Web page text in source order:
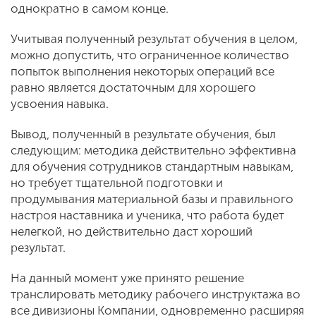
однократно в самом конце.
Учитывая полученный результат обучения в целом,
можно допустить, что ограниченное количество
попыток выполнения некоторых операций все
равно является достаточным для хорошего
усвоения навыка.
Вывод, полученный в результате обучения, был
следующим: методика действительно эффективна
для обучения сотрудников стандартным навыкам,
но требует тщательной подготовки и
продумывания материальной базы и правильного
настроя наставника и ученика, что работа будет
нелегкой, но действительно даст хороший
результат.
На данный момент уже принято решение
транслировать методику рабочего инструктажа во
все дивизионы Компании, одновременно расширяя